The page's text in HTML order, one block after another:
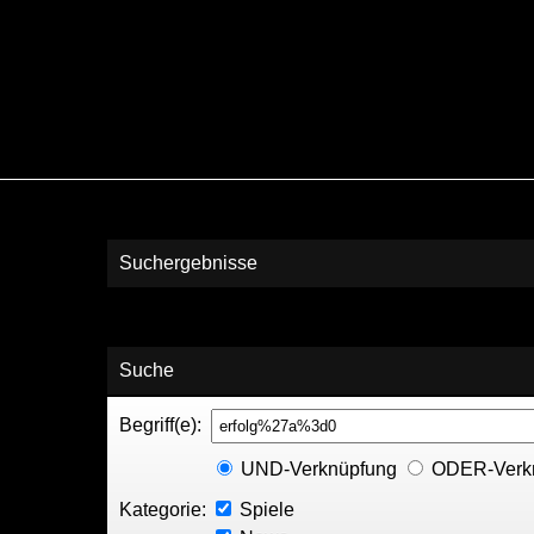
Suchergebnisse
Suche
Begriff(e):
UND-Verknüpfung
ODER-
Kategorie:
Spiele